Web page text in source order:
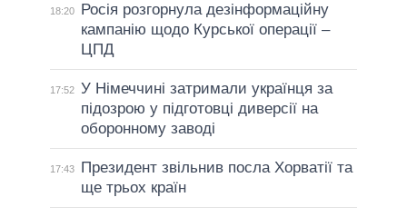
18:20
Росія розгорнула дезінформаційну
кампанію щодо Курської операції –
ЦПД
17:52 У Німеччині затримали українця за
підозрою у підготовці диверсії на
оборонному заводі
17:43
Президент звільнив посла Хорватії та
ще трьох країн